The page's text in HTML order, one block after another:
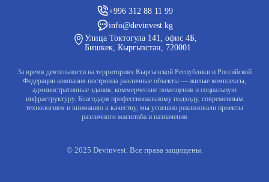
+996 312 88 11 99
info@devinvest.kg
Улица Токтогула 141, офис 4Б,
Бишкек, Кыргызстан, 720001
За время деятельности на территориях Кыргызской Республики и Российской
Федерации компания построила различные объекты — жилые комплексы,
административные здания, коммерческие помещения и социальную
инфраструктуру. Благодаря профессиональному подходу, современным
технологиям и вниманию к качеству, мы успешно реализовали проекты
различного масштаба и назначения
© 2025 Devinvest. Все права защищены.